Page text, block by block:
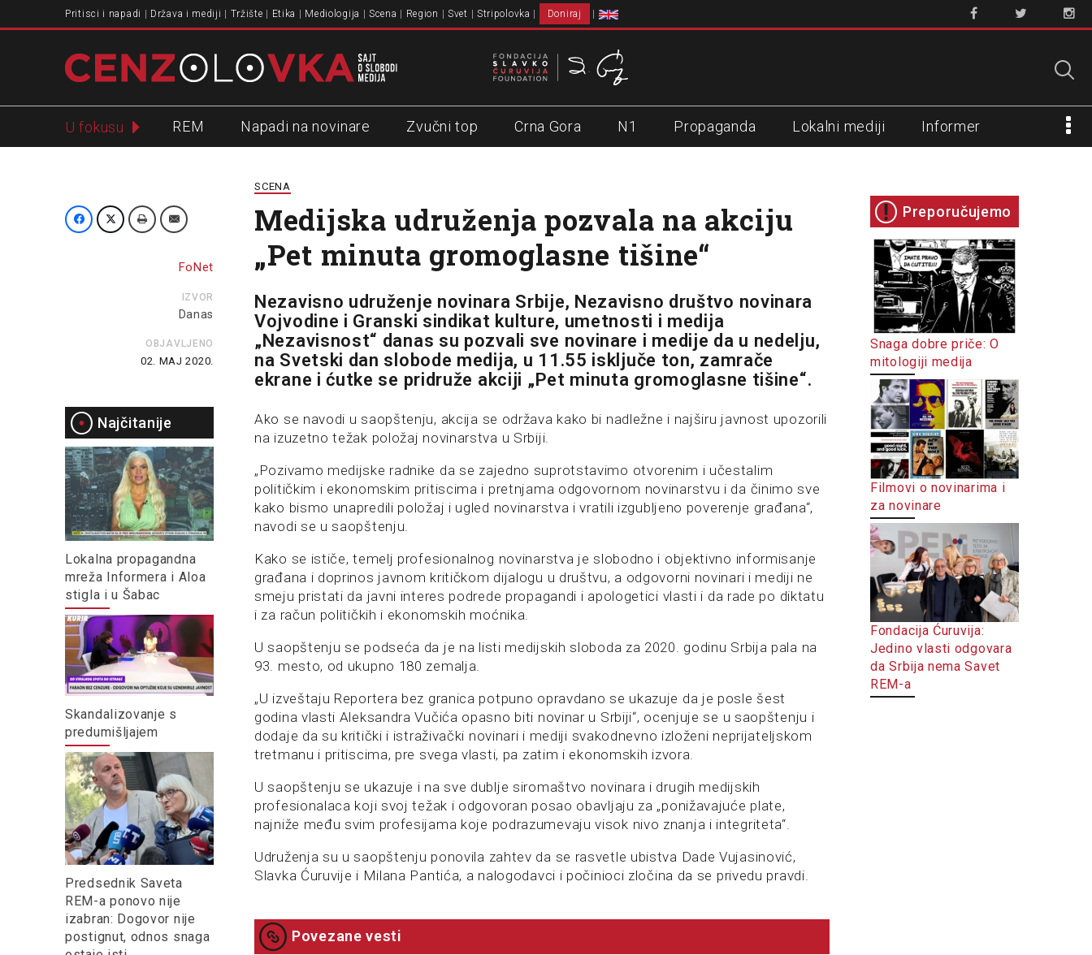
Pritisci i napadi Država i mediji Tržište Etika Mediologija Scena Region Svet Stripolovka Doniraj
U fokusu REM Napadi na novinare Zvučni top Crna Gora N1 Propaganda Lokalni mediji Informer
FoNet
IZVOR
Danas
OBJAVLJENO
02. MAJ 2020.
Najčitanije
Lokalna propagandna
mreža Informera i Aloa
stigla i u Šabac
Skandalizovanje s
predumišljajem
Predsednik Saveta
REM-a ponovo nije
izabran: Dogovor nije
postignut, odnos snaga
SCENA
Medijska udruženja pozvala na akciju
„Pet minuta gromoglasne tišine“
Nezavisno udruženje novinara Srbije, Nezavisno društvo novinara
Vojvodine i Granski sindikat kulture, umetnosti i medija
„Nezavisnost“ danas su pozvali sve novinare i medije da u nedelju,
na Svetski dan slobode medija, u 11.55 isključe ton, zamrače
ekrane i ćutke se pridruže akciji „Pet minuta gromoglasne tišine“.
Ako se navodi u saopštenju, akcija se održava kako bi nadležne i najširu javnost upozorili
na izuzetno težak položaj novinarstva u Srbiji.
„Pozivamo medijske radnike da se zajedno suprotstavimo otvorenim i učestalim
političkim i ekonomskim pritiscima i pretnjama odgovornom novinarstvu i da činimo sve
kako bismo unapredili položaj i ugled novinarstva i vratili izgubljeno poverenje građana“,
navodi se u saopštenju.
Kako se ističe, temelj profesionalnog novinarstva je slobodno i objektivno informisanje
građana i doprinos javnom kritičkom dijalogu u društvu, a odgovorni novinari i mediji ne
smeju pristati da javni interes podrede propagandi i apologetici vlasti i da rade po diktatu
i za račun političkih i ekonomskih moćnika.
U saopštenju se podseća da je na listi medijskih sloboda za 2020. godinu Srbija pala na
93. mesto, od ukupno 180 zemalja.
„U izveštaju Reportera bez granica potpuno opravdano se ukazuje da je posle šest
godina vlasti Aleksandra Vučića opasno biti novinar u Srbiji“, ocenjuje se u saopštenju i
dodaje da su kritički i istraživački novinari i mediji svakodnevno izloženi neprijateljskom
tretmanu i pritiscima, pre svega vlasti, pa zatim i ekonomskih izvora.
U saopštenju se ukazuje i na sve dublje siromaštvo novinara i drugih medijskih
profesionalaca koji svoj težak i odgovoran posao obavljaju za „ponižavajuće plate,
najniže među svim profesijama koje podrazumevaju visok nivo znanja i integriteta“.
Udruženja su u saopštenju ponovila zahtev da se rasvetle ubistva Dade Vujasinović,
Slavka Ćuruvije i Milana Pantića, a nalogodavci i počinioci zločina da se privedu pravdi.
Povezane vesti
Preporučujemo
Snaga dobre priče: O
mitologiji medija
Filmovi o novinarima i
za novinare
Fondacija Ćuruvija:
Jedino vlasti odgovara
da Srbija nema Savet
REM-a